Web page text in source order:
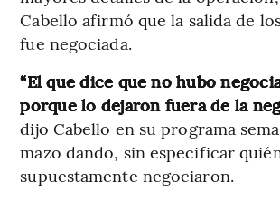
Cabello afirmó que la salida de
fue negociada.
“El que dice que no hubo
porque lo dejaron fuera de la
dijo Cabello en su programa
mazo dando, sin especificar
supuestamente negociaron.